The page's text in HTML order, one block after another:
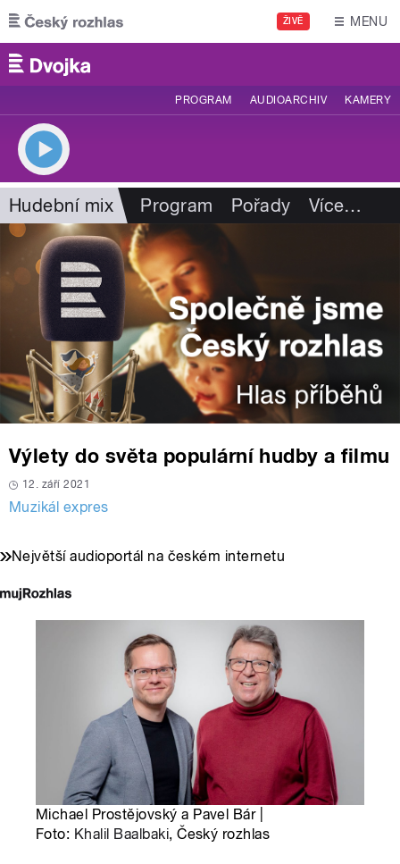
Přejít k hlavnímu obsahu
ŽIVĚ MENU
PROGRAM AUDIOARCHIV KAMERY
Hudební mix Program Pořady Více…
Výlety do světa populární hudby a filmu
12. září 2021
Muzikál expres
Největší audioportál na českém internetu
Michael Prostějovský a Pavel Bár |
Foto: Khalil Baalbaki, Český rozhlas